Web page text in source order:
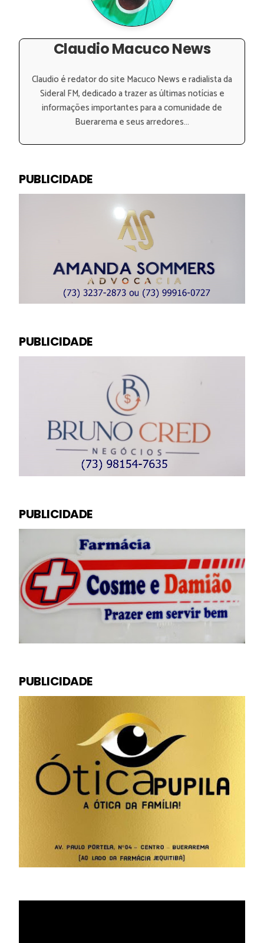
Claudio Macuco News
Claudio é redator do site Macuco News e radialista da
Sideral FM, dedicado a trazer as últimas notícias e
informações importantes para a comunidade de
Buerarema e seus arredores...
PUBLICIDADE
PUBLICIDADE
PUBLICIDADE
PUBLICIDADE